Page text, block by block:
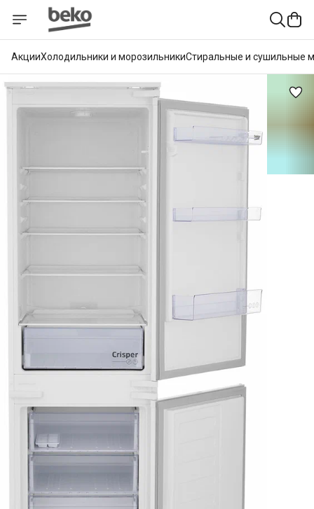
АкцииХолодильники и морозильникиСтиральные и сушильные